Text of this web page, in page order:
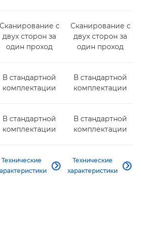
Сканирование с
двух сторон за
один проход
Сканирование с
двух сторон за
один проход
В стандартной
комплектации
В стандартной
комплектации
В стандартной
комплектации
В стандартной
комплектации
Технические

Технические
характеристики
